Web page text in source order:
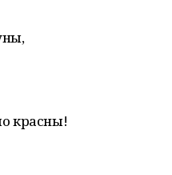
красны!